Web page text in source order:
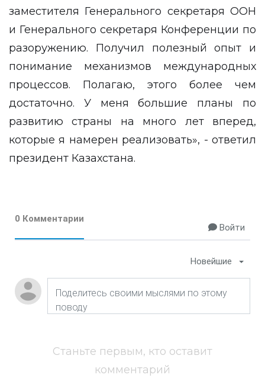
заместителя Генерального секретаря ООН
и Генерального секретаря Конференции по
разоружению. Получил полезный опыт и
понимание механизмов международных
процессов. Полагаю, этого более чем
достаточно. У меня большие планы по
развитию страны на много лет вперед,
которые я намерен реализовать», - ответил
президент Казахстана.
0 Комментарии
Войти
Новейшие
Станьте первым, кто оставит
комментарий